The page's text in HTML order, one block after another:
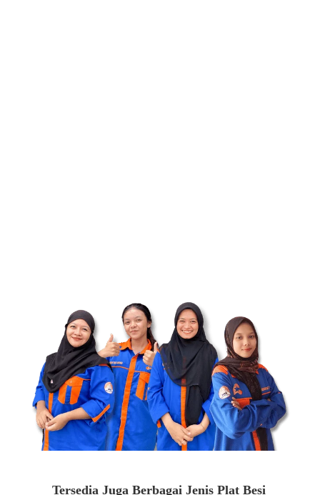
Toko Bangunan Bintang Anugrah Pekanbaru siap
memberikan harga spesial untuk setiap pembelian Besi
Plat Lubang. Pesan sekarang dan dapatkan penawaran
terbaik untuk wilayah Riau & Sumatera Barat.
Dapatkan Penawaran Sekarang
Tersedia Juga Berbagai Jenis Plat Besi